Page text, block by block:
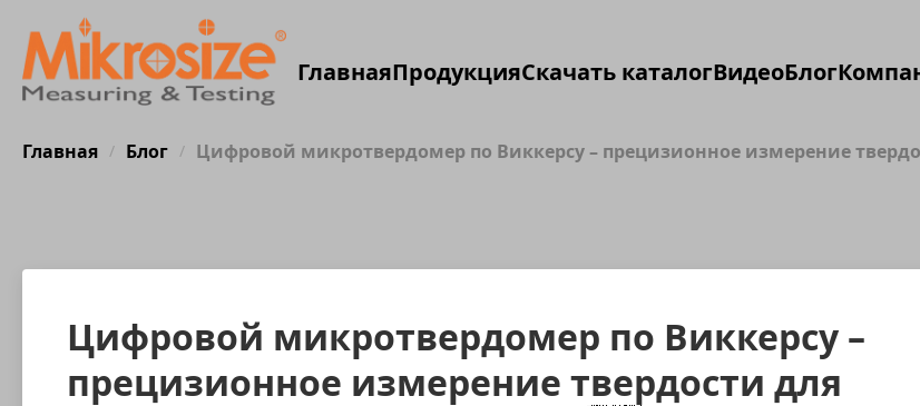
ГлавнаяПродукцияСкачать каталогВидеоБлог
Главная / Блог / Цифровой микротвердомер по Виккерсу – прецизионное измерение
Цифровой микротвердомер по Виккерсу –
прецизионное измерение твердости для